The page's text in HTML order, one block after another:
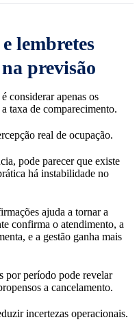
lembretes
previsão
considerar apenas os
taxa de comparecimento.
real de ocupação.
pode parecer que existe
há instabilidade no
ajuda a tornar a
confirma o atendimento, a
e a gestão ganha mais
por período pode revelar
a cancelamento.
incertezas operacionais.